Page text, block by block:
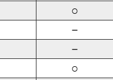
○
－
－
○